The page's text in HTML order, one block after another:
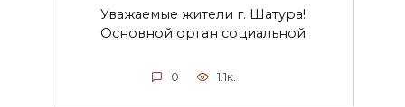
Уважаемые жители г. Шатура!
Основной орган социальной
0 1.1к.